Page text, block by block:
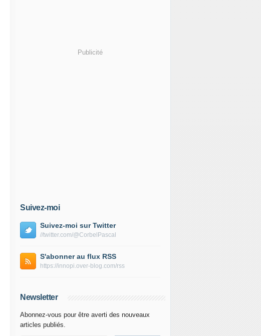
Publicité
Suivez-moi
Suivez-moi sur Twitter
//twitter.com/@CorbelPascal
S'abonner au flux RSS
https://innopi.over-blog.com/rss
Newsletter
Abonnez-vous pour être averti des nouveaux
articles publiés.